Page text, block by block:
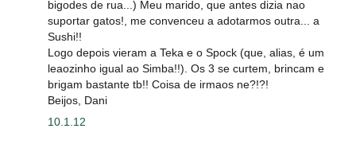
bigodes de rua...) Meu marido, que antes dizia nao
suportar gatos!, me convenceu a adotarmos outra... a
Sushi!!
Logo depois vieram a Teka e o Spock (que, alias, é um
leaozinho igual ao Simba!!). Os 3 se curtem, brincam e
brigam bastante tb!! Coisa de irmaos ne?!?!
Beijos, Dani
10.1.12